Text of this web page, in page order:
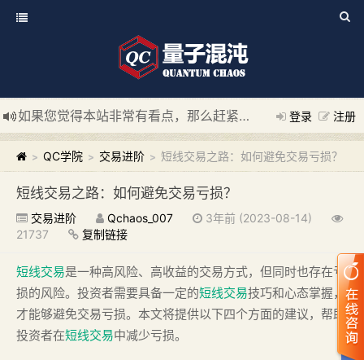
登录 注册
如果您觉得本站非常有看点，那么赶紧使用Ctrl+D 收藏我们吧
新添加量子混沌系统板块，欢迎大家访问！
---“量子混沌系
> QC学院 > 交易进阶 > 短线交易之路：如何避免交易亏损？
短线交易之路：如何避免交易亏损？
交易进阶 Qchaos_007
3年前 (2023-08-14)
21737
复制链接
短线交易是一种高风险、高收益的交易方式，但同时也存在亏
损的风险。投资者需要具备一定的短线交易技巧和心态掌握，
才能够避免交易亏损。本文将提供以下四个方面的建议，帮助
投资者在短线交易中减少亏损。